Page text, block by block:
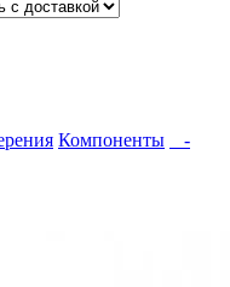
Компоненты
-